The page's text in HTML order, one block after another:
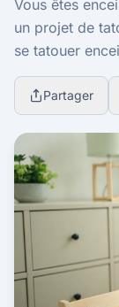
Vous êtes
un projet de
se tatouer
Sur internet,
Partager